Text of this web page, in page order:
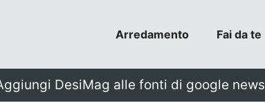
Arredamento Fai da te
DesiMag alle fonti di google news